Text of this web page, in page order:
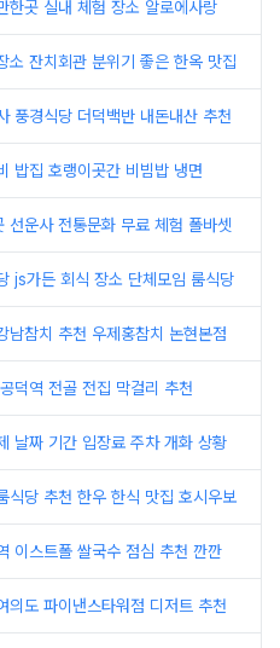
한곳 실내 체험 장소 알로에사랑
소 잔치회관 분위기 좋은 한옥 맛집
풍경식당 더덕백반 내돈내산 추천
밥집 호랭이곳간 비빔밥 냉면
선운사 전통문화 무료 체험 폴바셋
js가든 회식 장소 단체모임 룸식당
남참치 추천 우제홍참치 논현본점
덕역 전골 전집 막걸리 추천
날짜 기간 입장료 주차 개화 상황
식당 추천 한우 한식 맛집 호시우보
이스트폴 쌀국수 점심 추천 깐깐
의도 파이낸스타워점 디저트 추천